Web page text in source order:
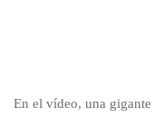
En el vídeo, una